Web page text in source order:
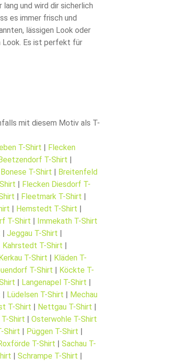
und wird dir sicherlich
es immer frisch und
lässigen Look oder
Look. Es ist perfekt für
mit diesem Motiv als T-
T-Shirt | Flecken
T-Shirt |
Bonese T-Shirt | Breitenfeld
| Flecken Diesdorf T-
| Fleetmark T-Shirt |
| Hemstedt T-Shirt |
T-Shirt | Immekath T-Shirt
|Jeggau T-Shirt |
Kahrstedt T-Shirt |
T-Shirt | Kläden T-
T-Shirt | Köckte T-
| Langenapel T-Shirt |
| Lüdelsen T-Shirt | Mechau
T-Shirt | Nettgau T-Shirt |
T-Shirt |Osterwohle T-Shirt
Shirt | Püggen T-Shirt |
T-Shirt |Sachau T-
|Schrampe T-Shirt |